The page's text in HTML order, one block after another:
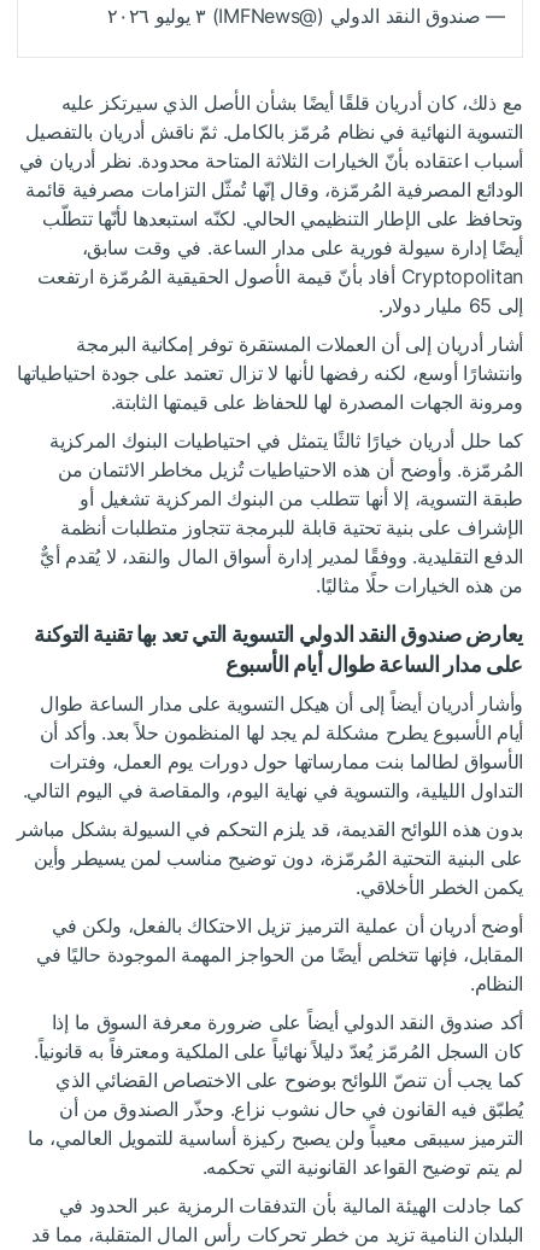
— صندوق النقد الدولي (@IMFNews) ٣ يوليو ٢٠٢٦
مع ذلك، كان أدريان قلقًا أيضًا بشأن الأصل الذي سيرتكز عليه
التسوية النهائية في نظام مُرمّز بالكامل. ثمّ ناقش أدريان بالتفصيل
أسباب اعتقاده بأنّ الخيارات الثلاثة المتاحة محدودة. نظر أدريان في
الودائع المصرفية المُرمّزة، وقال إنّها تُمثّل التزامات مصرفية قائمة
وتحافظ على الإطار التنظيمي الحالي. لكنّه استبعدها لأنّها تتطلّب
أيضًا إدارة سيولة فورية على مدار الساعة. في وقت سابق،
Cryptopolitan أفاد بأنّ قيمة الأصول الحقيقية المُرمّزة ارتفعت
إلى 65 مليار دولار.
أشار أدريان إلى أن العملات المستقرة توفر إمكانية البرمجة
وانتشارًا أوسع، لكنه رفضها لأنها لا تزال تعتمد على جودة احتياطياتها
ومرونة الجهات المصدرة لها للحفاظ على قيمتها الثابتة.
كما حلل أدريان خيارًا ثالثًا يتمثل في احتياطيات البنوك المركزية
المُرمّزة. وأوضح أن هذه الاحتياطيات تُزيل مخاطر الائتمان من
طبقة التسوية، إلا أنها تتطلب من البنوك المركزية تشغيل أو
الإشراف على بنية تحتية قابلة للبرمجة تتجاوز متطلبات أنظمة
الدفع التقليدية. ووفقًا لمدير إدارة أسواق المال والنقد، لا يُقدم أيٌّ
من هذه الخيارات حلًا مثاليًا.
يعارض صندوق النقد الدولي التسوية التي تعد بها تقنية التوكنة
على مدار الساعة طوال أيام الأسبوع
وأشار أدريان أيضاً إلى أن هيكل التسوية على مدار الساعة طوال
أيام الأسبوع يطرح مشكلة لم يجد لها المنظمون حلاً بعد. وأكد أن
الأسواق لطالما بنت ممارساتها حول دورات يوم العمل، وفترات
التداول الليلية، والتسوية في نهاية اليوم، والمقاصة في اليوم التالي.
بدون هذه اللوائح القديمة، قد يلزم التحكم في السيولة بشكل مباشر
على البنية التحتية المُرمّزة، دون توضيح مناسب لمن يسيطر وأين
يكمن الخطر الأخلاقي.
أوضح أدريان أن عملية الترميز تزيل الاحتكاك بالفعل، ولكن في
المقابل، فإنها تتخلص أيضًا من الحواجز المهمة الموجودة حاليًا في
النظام.
أكد صندوق النقد الدولي أيضاً على ضرورة معرفة السوق ما إذا
كان السجل المُرمّز يُعدّ دليلاً نهائياً على الملكية ومعترفاً به قانونياً.
كما يجب أن تنصّ اللوائح بوضوح على الاختصاص القضائي الذي
يُطبّق فيه القانون في حال نشوب نزاع. وحذّر الصندوق من أن
الترميز سيبقى معيباً ولن يصبح ركيزة أساسية للتمويل العالمي، ما
لم يتم توضيح القواعد القانونية التي تحكمه.
كما جادلت الهيئة المالية بأن التدفقات الرمزية عبر الحدود في
البلدان النامية تزيد من خطر تحركات رأس المال المتقلبة، مما قد